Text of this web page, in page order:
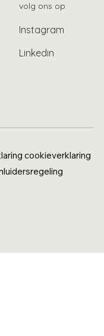
volg ons op
Instagram
Linkedin
cookieverklaring